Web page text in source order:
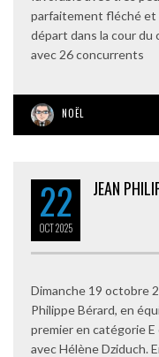
parfaitement fléché et
départ dans la cour
avec 26 concurrents
NOËL
22
OCT2025
JEAN
Dimanche 19 octobre
Philippe Bérard, en
premier en catégorie
avec Hélène Dziduch.